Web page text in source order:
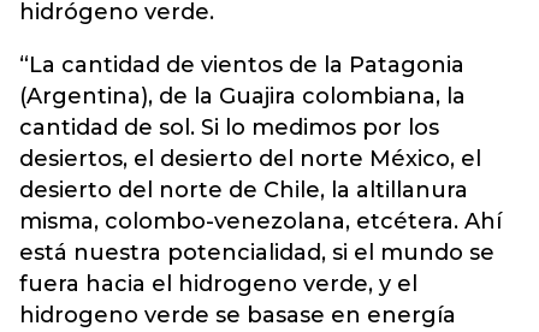
hidrógeno verde.
“La cantidad de vientos de la Patagonia
(Argentina), de la Guajira colombiana, la
cantidad de sol. Si lo medimos por los
desiertos, el desierto del norte México, el
desierto del norte de Chile, la altillanura
misma, colombo-venezolana, etcétera. Ahí
está nuestra potencialidad, si el mundo se
fuera hacia el hidrogeno verde, y el
hidrogeno verde se basase en energía